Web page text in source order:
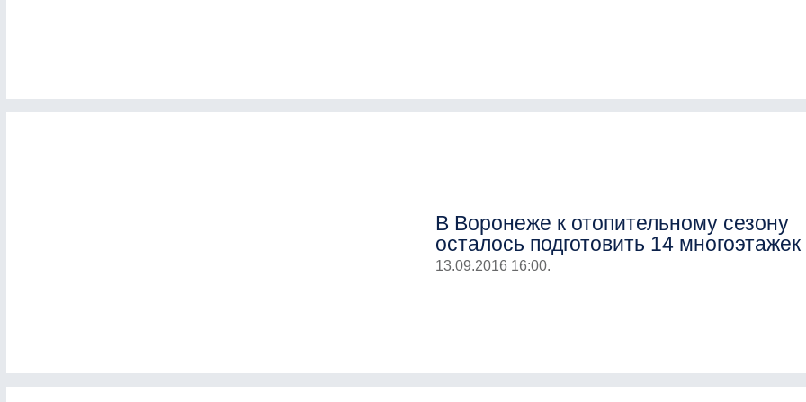
В Воронеже к отопительному сезону
осталось подготовить 14 многоэтажек
13.09.2016 16:00.